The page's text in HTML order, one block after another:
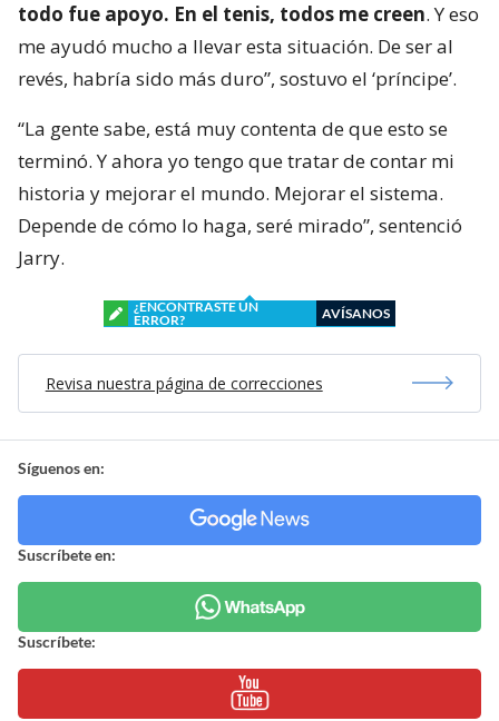
todo fue apoyo. En el tenis, todos me creen. Y eso
me ayudó mucho a llevar esta situación. De ser al
revés, habría sido más duro”, sostuvo el ‘príncipe’.
“La gente sabe, está muy contenta de que esto se
terminó. Y ahora yo tengo que tratar de contar mi
historia y mejorar el mundo. Mejorar el sistema.
Depende de cómo lo haga, seré mirado”, sentenció
Jarry.
¿ENCONTRASTE UN
ERROR?
AVÍSANOS
Revisa nuestra página de correcciones
Síguenos en:
Suscríbete en:
Suscríbete: